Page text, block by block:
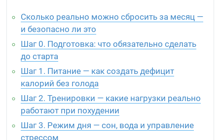
Сколько реально можно сбросить за месяц —
и безопасно ли это
Шаг 0. Подготовка: что обязательно сделать
до старта
Шаг 1. Питание — как создать дефицит
калорий без голода
Шаг 2. Тренировки — какие нагрузки реально
работают при похудении
Шаг 3. Режим дня — сон, вода и управление
стрессом